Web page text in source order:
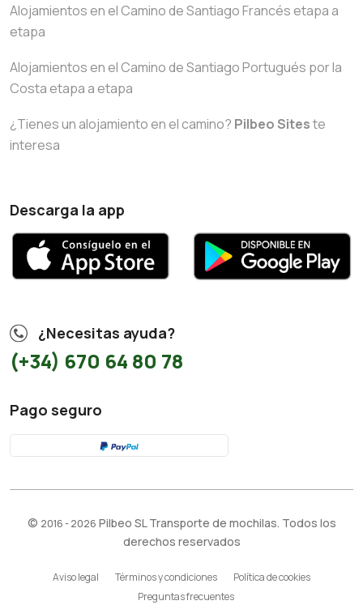
Alojamientos en el Camino de Santiago Francés etapa a
etapa
Alojamientos en el Camino de Santiago Portugués por la
Costa etapa a etapa
¿Tienes un alojamiento en el camino? Pilbeo Siteste
interesa
Descarga la app
¿Necesitas ayuda?
(+34) 670 64 80 78
Pago seguro
© 2016 - 2026 Pilbeo SL Transporte de mochilas. Todos los
derechos reservados
Aviso legal Términos y condiciones
Política de cookies
Preguntas frecuentes